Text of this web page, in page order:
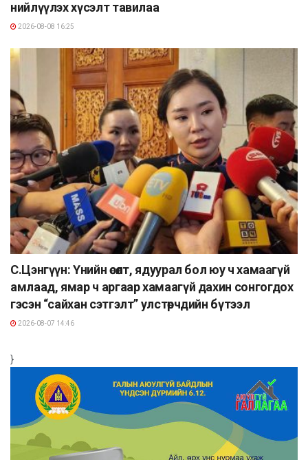
нийлүүлэх хүсэлт тавилаа
2026-08-08 16:25
С.Цэнгүүн: Үнийн өсөлт, ядуурал бол юу ч хамаагүй
амлаад, ямар ч аргаар хамаагүй дахин сонгогдох
гэсэн “сайхан сэтгэлт” улстөрчдийн бүтээл
2026-08-07 14:46
}